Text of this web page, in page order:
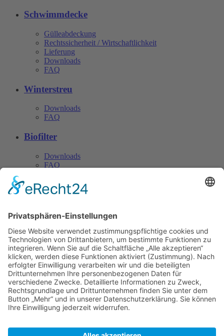
Schwimmdecke
Gülleabdeckung
Rechtssicherheit / Wirtschaftlichkeit
Lieferung
Downloads
FAQ
Winterstreu
Downloads
FAQ
Biofilter
Downloads
FAQ
Download
© CN Consulting 2026
Datenschutz
Impressum
TEL. +49 4152 40 81 ·
Fax: +49 4152 812 22 ·
info@cn-consulting.de
© 2017 CN Consulting +
Baustoff-
Vertriebsgesellschaft mbH